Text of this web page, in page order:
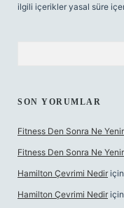
ilgili içerikler yasal süre
SON YORUMLAR
Fitness Den Sonra Ne Yenir
Fitness Den Sonra Ne Yenir
Hamilton Çevrimi Nedir için
Hamilton Çevrimi Nedir için